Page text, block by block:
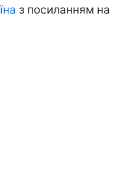
з посиланням на